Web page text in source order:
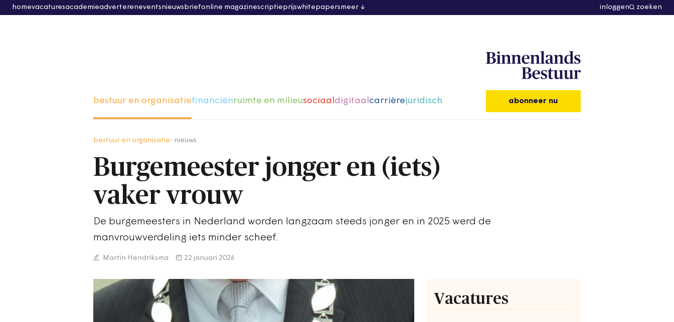
homevacaturesacademieadvertereneventsnieuwsbriefonline magazinescriptieprijswhitepapersmeer inloggen zoeken
bestuur en organisatiefinanciënruimte en milieusociaaldigitaalcarrièrejuridisch abonneer nu
bestuur en organisatie nieuws
Burgemeester jonger en (iets)
vaker vrouw
De burgemeesters in Nederland worden langzaam steeds jonger en in 2025 werd de
manvrouwverdeling iets minder scheef.
Martin Hendriksma 22 januari 2026
Vacatures